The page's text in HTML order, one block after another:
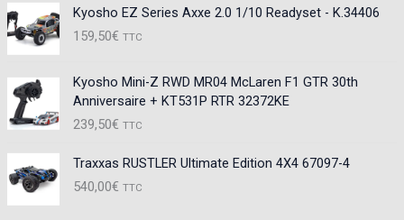
Kyosho EZ Series Axxe 2.0 1/10 Readyset - K.34406
159,50€ TTC
Kyosho Mini-Z RWD MR04 McLaren F1 GTR 30th
Anniversaire + KT531P RTR 32372KE
239,50€ TTC
Traxxas RUSTLER Ultimate Edition 4X4 67097-4
540,00€ TTC